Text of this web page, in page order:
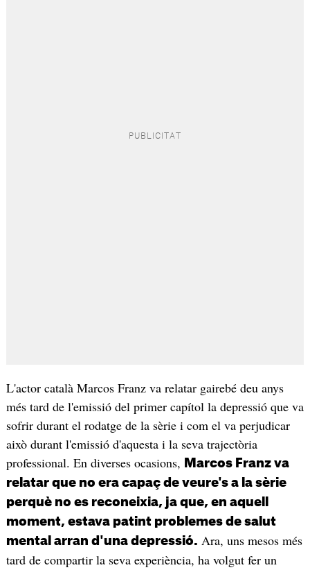
L'actor català Marcos Franz va relatar gairebé deu anys
més tard de l'emissió del primer capítol la depressió que va
sofrir durant el rodatge de la sèrie i com el va perjudicar
això durant l'emissió d'aquesta i la seva trajectòria
professional. En diverses ocasions, Marcos Franz va
relatar que no era capaç de veure's a la sèrie
perquè no es reconeixia, ja que, en aquell
moment, estava patint problemes de salut
mental arran d'una depressió. Ara, uns mesos més
tard de compartir la seva experiència, ha volgut fer un